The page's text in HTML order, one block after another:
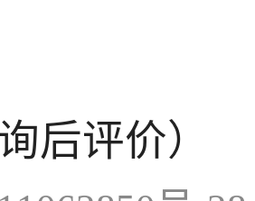
后评价）